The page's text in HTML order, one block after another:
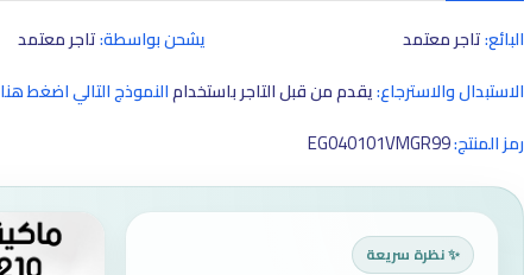
البائع:تاجر معتمد يشحن بواسطة:تاجر معتمد
الاستبدال والاسترجاع:يقدم من قبل التاجر باستخدامالنموذج التالي اضغط هنا
رمز المنتج:EG040101VMGR99
✨ نظرة سريعة